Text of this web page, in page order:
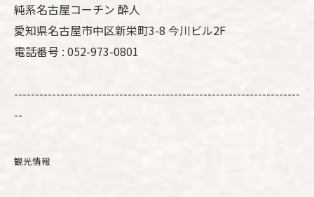
純系名古屋コーチン 酔人
愛知県名古屋市中区新栄町3-8 今川ビル2F
電話番号 : 052-973-0801
--------------------------------------------------------------------
--
観光情報